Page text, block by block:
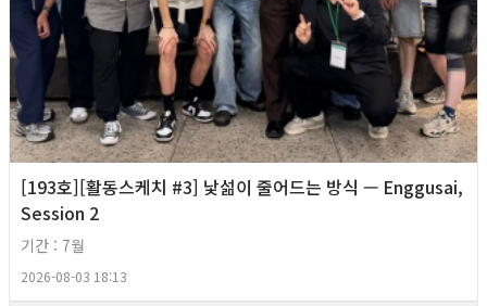
[193호][활동스케치 #3] 낯섦이 줄어드는 방식 — Enggusai,
Session 2
기간 : 7월
2026-08-03 18:13